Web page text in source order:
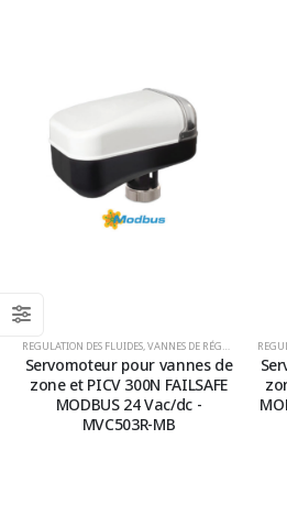
REGULATION DES FLUIDES,VANNES DE RÉGULATION ET SERVOMOTEURS
Servomoteur pour vannes de
zone et PICV 300N FAILSAFE
MODBUS 24 Vac/dc -
MVC503R-MB